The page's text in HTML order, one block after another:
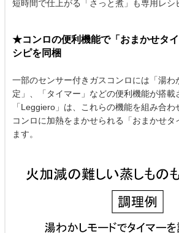
短時間で仕上がる「さっと煮」も専用レシ
★コンロの便利機能で「おまかせタ
シピを同梱
一部のセンサー付きガスコンロには「湯わ
定」、「タイマー」などの便利機能が搭載
「Leggiero」は、これらの機能を組み合わ
コンロに加熱をまかせられる「おまかせタ
ます。